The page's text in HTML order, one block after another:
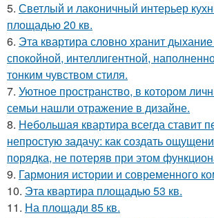
5. Светлый и лаконичный интерьер
площадью 20 кв.
6. Эта квартира словно хранит
спокойной, интеллигентной,
тонким чувством стиля.
7. Уютное пространство, в котором
семьи нашли отражение в дизайне.
8. Небольшая квартира всегда ставит
непростую задачу: как создать
порядка, не потеряв при этом
9. Гармония истории и современного
10. Эта квартира площадью 53 кв.
11. На площади 85 кв.